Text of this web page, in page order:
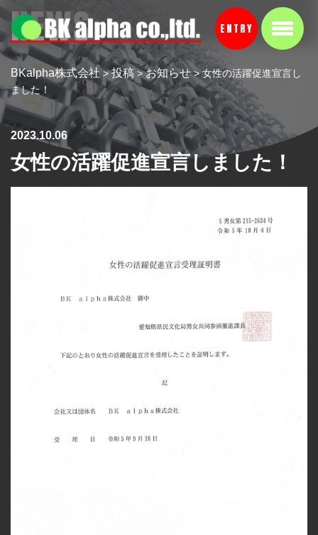
ENTRY
NEWS
BKalpha株式会社 >投稿 >お知らせ>女性の活躍促進宣言し
ました！
2023.10.06
女性の活躍促進宣言しました！